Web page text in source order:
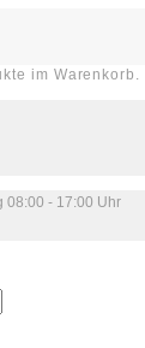
im Warenkorb.
08:00 - 17:00 Uhr